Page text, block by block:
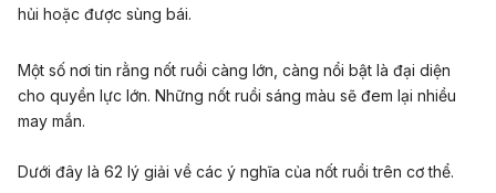
hủi hoặc được sùng bái.
Một số nơi tin rằng nốt ruồi càng lớn, càng nổi bật là đại diện
cho quyền lực lớn. Những nốt ruồi sáng màu sẽ đem lại nhiều
may mắn.
Dưới đây là 62 lý giải về các ý nghĩa của nốt ruồi trên cơ thể.